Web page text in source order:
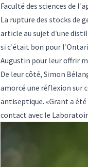
Faculté des sciences de
La rupture des stocks de
article au sujet d'une
si c'était bon pour
Augustin pour leur offrir
De leur côté, Simon
amorcé une réflexion sur
antiseptique. «Grant a
contact avec le